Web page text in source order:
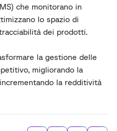
che monitorano in
lo spazio di
dei prodotti.
la gestione delle
migliorando la
la redditività